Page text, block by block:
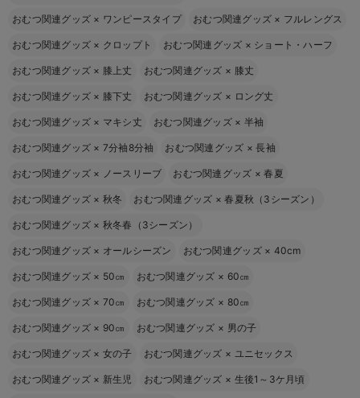
おむつ関連グッズ × ワンピースタイプ おむつ関連グッズ × フルレングス
おむつ関連グッズ × クロップト おむつ関連グッズ × ショート・ハーフ
おむつ関連グッズ × 膝上丈 おむつ関連グッズ × 膝丈
おむつ関連グッズ × 膝下丈 おむつ関連グッズ × ロング丈
おむつ関連グッズ × マキシ丈 おむつ関連グッズ × 半袖
おむつ関連グッズ × 7分袖8分袖 おむつ関連グッズ ×長袖
おむつ関連グッズ × ノースリーブ おむつ関連グッズ ×春夏
おむつ関連グッズ × 秋冬 おむつ関連グッズ ×春夏秋（3シーズン）
おむつ関連グッズ × 秋冬春（3シーズン）
おむつ関連グッズ × オールシーズン おむつ関連グッズ × 40cm
おむつ関連グッズ × 50㎝ おむつ関連グッズ × 60㎝
おむつ関連グッズ × 70㎝ おむつ関連グッズ × 80㎝
おむつ関連グッズ × 90㎝ おむつ関連グッズ × 男の子
おむつ関連グッズ × 女の子 おむつ関連グッズ × ユニセックス
おむつ関連グッズ × 新生児 おむつ関連グッズ × 生後1～3ケ月頃